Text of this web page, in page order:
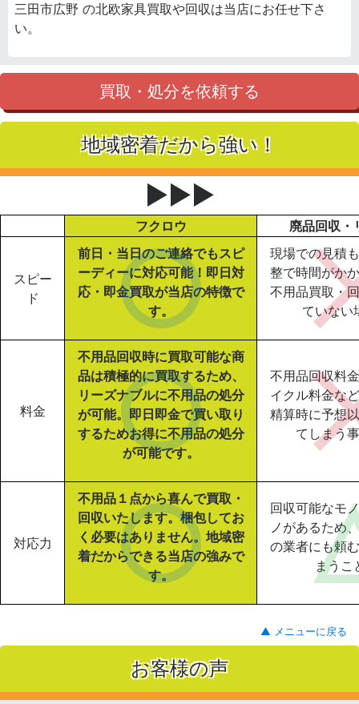
三田市広野 の北欧家具買取や回収は当店にお任せ下さ
い。
買取・処分を依頼する
地域密着だから強い！
▶▶▶
フクロウ 廃品回収・
スピー
ド
前日・当日のご連絡でもスピ
ーディーに対応可能！即日対
応・即金買取が当店の特徴で
す。
現場での見積
整で時間がか
不用品買取・
ていない
料金
不用品回収時に買取可能な商
品は積極的に買取するため、
リーズナブルに不用品の処分
が可能。即日即金で買い取り
するためお得に不用品の処分
が可能です。
不用品回収料
イクル料金な
精算時に予想
てしまう
対応力
不用品１点から喜んで買取・
回収いたします。梱包してお
く必要はありません。地域密
着だからできる当店の強みで
す。
回収可能なモ
ノがあるため
の業者にも頼
まうこ
▲ メニューに戻る
お客様の声